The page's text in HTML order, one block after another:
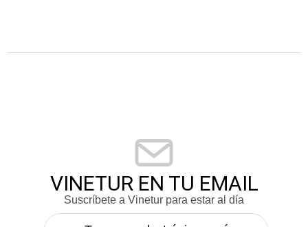
VINETUR EN TU EMAIL
Suscríbete a Vinetur para estar al día